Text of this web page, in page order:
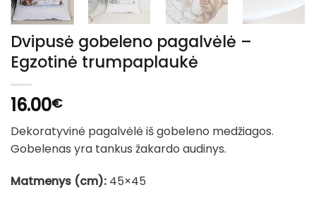
Dvipusė gobeleno pagalvėlė –
Egzotinė trumpaplaukė
16.00€
Dekoratyvinė pagalvėlė iš gobeleno medžiagos.
Gobelenas yra tankus žakardo audinys.
Matmenys (cm): 45×45